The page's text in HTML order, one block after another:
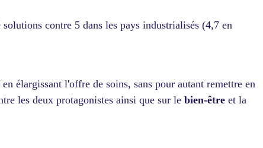
contre 5 dans les pays industrialisés (4,7 en
élargissant l'offre de soins, sans pour autant remettre en
les deux protagonistes ainsi que sur le bien-être et la